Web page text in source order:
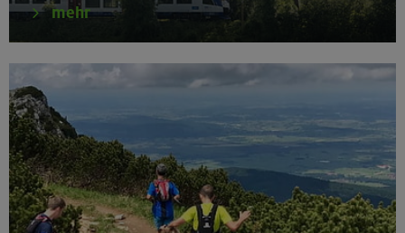
mehr